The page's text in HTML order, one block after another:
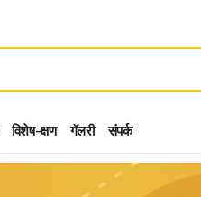
विशेष-क्षण गॅलरी संपर्क